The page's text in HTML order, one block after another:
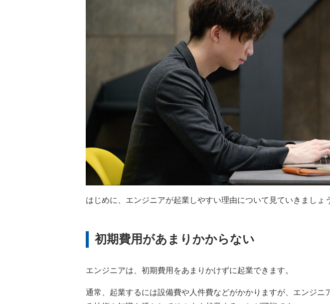
はじめに、エンジニアが起業しやすい理由について見ていきましょ
初期費用があまりかからない
エンジニアは、初期費用をあまりかけずに起業できます。
通常、起業するには設備費や人件費などがかかりますが、エンジニ